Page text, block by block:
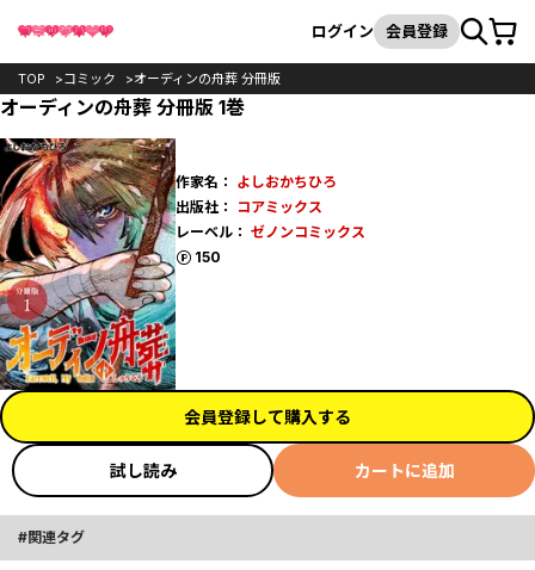
検索
ログイン 会員登録カート
TOP コミック オーディンの舟葬 分冊版
オーディンの舟葬 分冊版 1巻
作家名： よしおかちひろ
出版社：
コアミックス
レーベル： ゼノンコミックス
150
ポイント
会員登録して購入する
試し読み カートに追加
関連タグ